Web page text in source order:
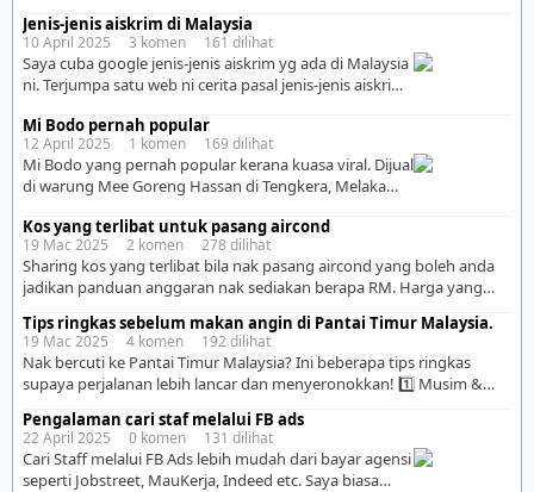
leper yang dibakar dan ditambah dengan bahan-bahan asas seperti
minyak zaitun, keju, dan herba. Pada tahun 1889, seorang tukang
masak bernama Raffaele Esposito mencipta Pizza […]
Jenis-jenis aiskrim di Malaysia
10 April 2025 3 komen 161 dilihat
Saya cuba google jenis-jenis aiskrim yg ada di Malaysia
ni. Terjumpa satu web ni cerita pasal jenis-jenis aiskrim
rasanya lebih 10 jenis aiskrim ada kat Malaysia ni. Boleh
baca sendiri di web ni: 10 Jenis-jenis Aiskrim yang
terdapat di Malaysia Ni saya cuba tempelkan gambar-
gambar […]
Mi Bodo pernah popular
12 April 2025 1 komen 169 dilihat
Mi Bodo yang pernah popular kerana kuasa viral. Dijual
di warung Mee Goreng Hassan di Tengkera, Melaka
selain kuih keria antarabangsa. Hanya dijual hingga ke
pukul 11.00 pagi. Setiap hari boleh kata warungnya
penuh dengan pelanggan Melayu, Cina, India dan
pelancong. Dipanggil mi bodo kerana digoreng hanya
[…]
Kos yang terlibat untuk pasang aircond
19 Mac 2025 2 komen 278 dilihat
Sharing kos yang terlibat bila nak pasang aircond yang boleh anda
jadikan panduan anggaran nak sediakan berapa RM. Harga yang
non inverter,kualiti kerja,on time,tinggi rendah,tahap kesukaran
tempat. Contoh saya upah orang pasang aircond 1.5hp ni. 1 – kena
tengok dah ada point/suis/laluan wayar untuk aircond ke […]
Tips ringkas sebelum makan angin di Pantai Timur Malaysia.
19 Mac 2025 4 komen 192 dilihat
Nak bercuti ke Pantai Timur Malaysia? Ini beberapa tips ringkas
supaya perjalanan lebih lancar dan menyeronokkan! 1️⃣ Musim &
tutup, termasuk pulau-pulau. ✔️ Mac – Okt adalah waktu terbaik,
cuaca lebih baik & laut tenang. . 2️⃣ Destinasi Menarik 🏝️ Pulau –
Perhentian, Redang, […]
Pengalaman cari staf melalui FB ads
22 April 2025 0 komen 131 dilihat
Cari Staff melalui FB Ads lebih mudah dari bayar agensi
seperti Jobstreet, MauKerja, Indeed etc. Saya biasa